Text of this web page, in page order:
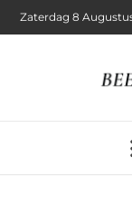
Zaterdag 8